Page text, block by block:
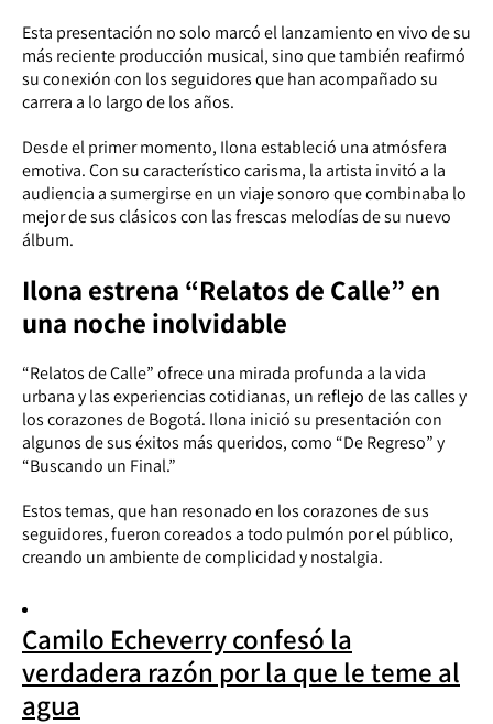
Esta presentación no solo marcó el lanzamiento en vivo de su
más reciente producción musical, sino que también reafirmó
su conexión con los seguidores que han acompañado su
carrera a lo largo de los años.
Desde el primer momento, Ilona estableció una atmósfera
emotiva. Con su característico carisma, la artista invitó a la
audiencia a sumergirse en un viaje sonoro que combinaba lo
mejor de sus clásicos con las frescas melodías de su nuevo
álbum.
Ilona estrena “Relatos de Calle” en
una noche inolvidable
“Relatos de Calle” ofrece una mirada profunda a la vida
urbana y las experiencias cotidianas, un reflejo de las calles y
los corazones de Bogotá. Ilona inició su presentación con
algunos de sus éxitos más queridos, como “De Regreso” y
“Buscando un Final.”
Estos temas, que han resonado en los corazones de sus
seguidores, fueron coreados a todo pulmón por el público,
creando un ambiente de complicidad y nostalgia.
Camilo Echeverry confesó la
verdadera razón por la que le teme al
agua